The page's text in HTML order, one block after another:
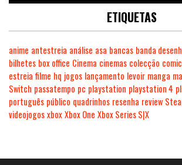
ETIQUETAS
anime antestreia análise asa bancas banda
bilhetes box office Cinema cinemas colecção
estreia filme hq jogos lançamento levoir manga
Switch passatempo pc playstation playstation 4
português público quadrinhos resenha review
videojogosxboxXbox One Xbox Series S|X